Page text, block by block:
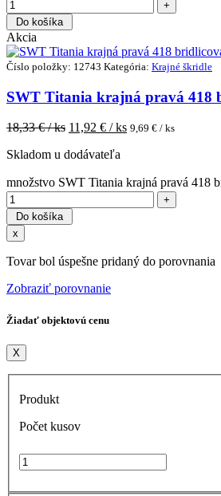
Do košíka
Akcia
Číslo položky: 12743 Kategória: Krajné škridle
SWT Titania krajná pravá 418
18,33€ / ks 11,92 € / ks 9,69 € / ks
Skladom u dodávateľa
množstvo SWT Titania krajná pravá 418
Do košíka
x
Tovar bol úspešne pridaný do porovnania
Zobraziť porovnanie
Žiadať objektovú cenu
X
Produkt
Počet kusov